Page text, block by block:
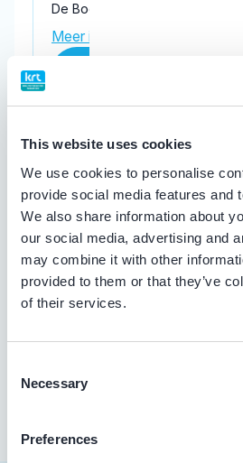
This website uses cookies
We use cookies to personalise
provide social media features and
We also share information about
our social media, advertising and
may combine it with other
provided to them or that they’ve
of their services.
Selection
Necessary
Preferences
De Boomgaard 9, Driebergen-
Meer informatie praktijk
Vink, R.B.M.
Meer informatie tandarts
Vink Tandheelkunde
De Boomgaard 9, Driebergen-
Meer informatie praktijk